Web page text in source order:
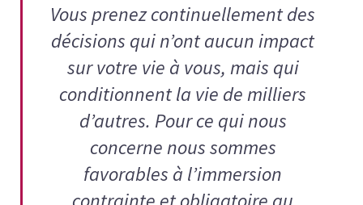
Vous prenez continuellement des
décisions qui n’ont aucun impact
sur votre vie à vous, mais qui
conditionnent la vie de milliers
d’autres. Pour ce qui nous
concerne nous sommes
favorables à l’immersion